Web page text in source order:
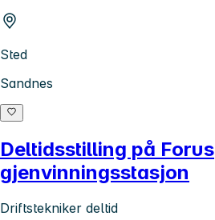
Sted
Sandnes
Deltidsstilling på Forus
gjenvinningsstasjon
Driftstekniker deltid